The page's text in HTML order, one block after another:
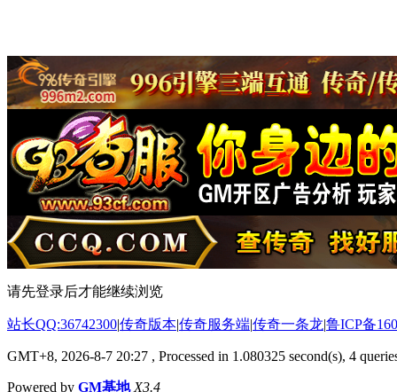
请先登录后才能继续浏览
站长QQ:36742300|传奇版本|传奇服务端|传奇一条龙|鲁ICP备
GMT+8, 2026-8-7 20:27 , Processed in 1.080325 second(s), 4
Powered by GM基地 X3.4